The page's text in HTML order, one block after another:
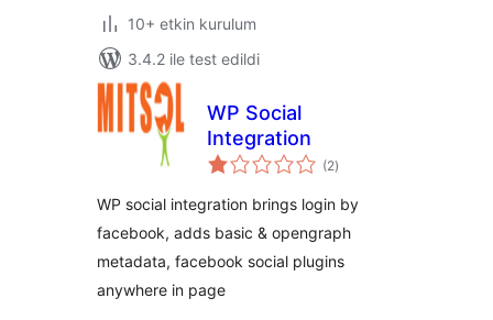
10+ etkin kurulum
3.4.2 ile test edildi
WP Social
Integration
(2toplam
puan
)
WP social integration brings login by
facebook, adds basic & opengraph
metadata, facebook social plugins
anywhere in page